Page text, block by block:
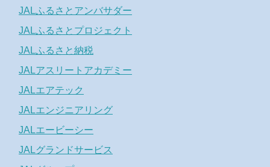
JALふるさとアンバサダー
JALふるさとプロジェクト
JALふるさと納税
JALアスリートアカデミー
JALエアテック
JALエンジニアリング
JALエービーシー
JALグランドサービス